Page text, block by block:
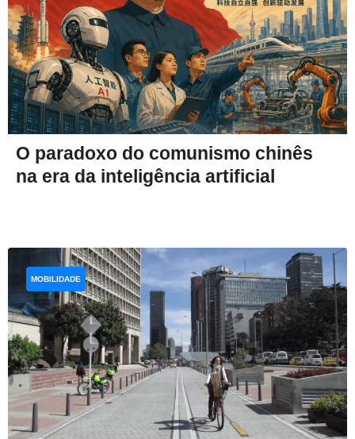
O paradoxo do comunismo chinês
na era da inteligência artificial
MOBILIDADE